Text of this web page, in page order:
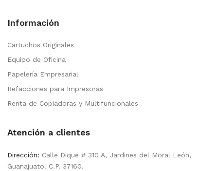
Información
Cartuchos Originales
Equipo de Oficina
Papelería Empresarial
Refacciones para Impresoras
Renta de Copiadoras y Multifuncionales
Atención a clientes
Dirección: Calle Dique # 310 A, Jardines del Moral León,
Guanajuato. C.P. 37160.